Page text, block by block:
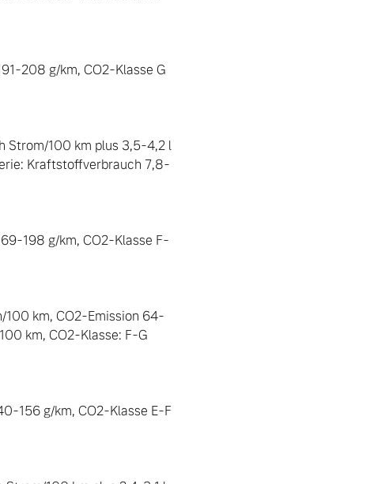
208 g/km, CO2-Klasse G
Strom/100 km plus 3,5-4,2 l
Kraftstoffverbrauch 7,8-
198 g/km, CO2-Klasse F-
100 km, CO2-Emission 64-
km, CO2-Klasse: F-G
156 g/km, CO2-Klasse E-F